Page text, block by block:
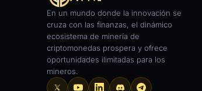
En un mundo donde la innovación se
cruza con las finanzas, el dinámico
ecosistema de minería de
criptomonedas prospera y ofrece
oportunidades ilimitadas para los
mineros.